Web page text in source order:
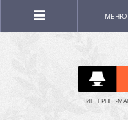
ИНТЕРНЕТ-
МЕНЮ